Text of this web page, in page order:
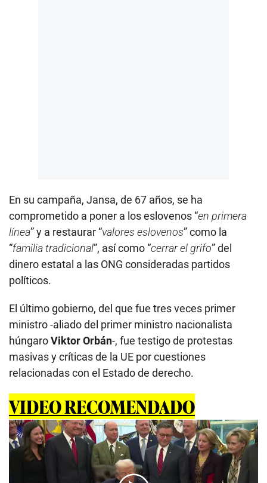
En su campaña, Jansa, de 67 años, se ha
comprometido a poner a los eslovenos “en primera
línea” y a restaurar “valores eslovenos” como la
“familia tradicional”, así como “cerrar el grifo” del
dinero estatal a las ONG consideradas partidos
políticos.
El último gobierno, del que fue tres veces primer
ministro -aliado del primer ministro nacionalista
húngaroViktor Orbán-, fue testigo de protestas
masivas y críticas de la UE por cuestiones
relacionadas con el Estado de derecho.
VIDEO RECOMENDADO